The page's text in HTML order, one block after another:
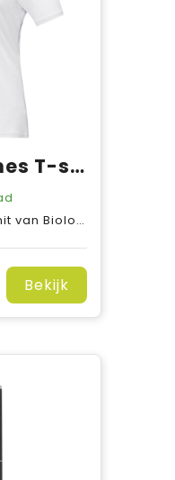
Azurite dames T-shirt met korte mouwen biologisch textiel
katoen, 160 g/m2
Bekijk